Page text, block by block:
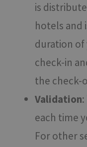
is
hotels and
duration of
check-in
the check-
Validation
each time
For other